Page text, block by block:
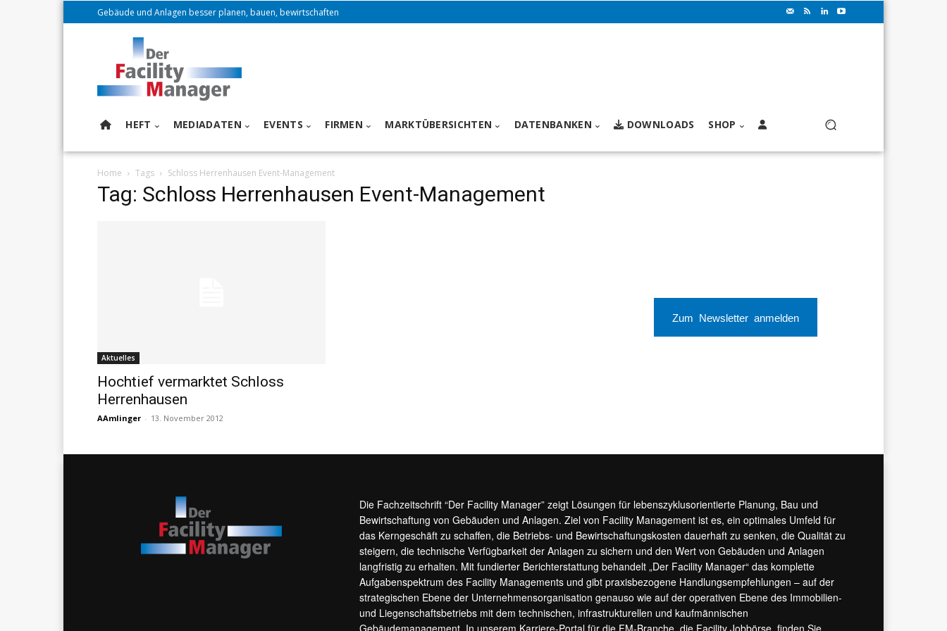
Gebäude und Anlagen besser planen, bauen, bewirtschaften
HEFT MEDIADATEN EVENTS FIRMEN MARKTÜBERSICHTEN DATENBANKEN DOWNLOADS SHOP
Home Tags Schloss Herrenhausen Event-Management
Tag: Schloss Herrenhausen Event-Management
Aktuelles
Hochtief vermarktet Schloss
Herrenhausen
AAmlinger - 13. November 2012
Zum Newsletter anmelden
Die Fachzeitschrift “Der Facility Manager” zeigt Lösungen für lebenszyklusorientierte Planung, Bau und
Bewirtschaftung von Gebäuden und Anlagen. Ziel von Facility Management ist es, ein optimales Umfeld für
das Kerngeschäft zu schaffen, die Betriebs- und Bewirtschaftungskosten dauerhaft zu senken, die Qualität zu
steigern, die technische Verfügbarkeit der Anlagen zu sichern und den Wert von Gebäuden und Anlagen
langfristig zu erhalten. Mit fundierter Berichterstattung behandelt „Der Facility Manager“ das komplette
Aufgabenspektrum des Facility Managements und gibt praxisbezogene Handlungsempfehlungen – auf der
strategischen Ebene der Unternehmensorganisation genauso wie auf der operativen Ebene des Immobilien-
und Liegenschaftsbetriebs mit dem technischen, infrastrukturellen und kaufmännischen